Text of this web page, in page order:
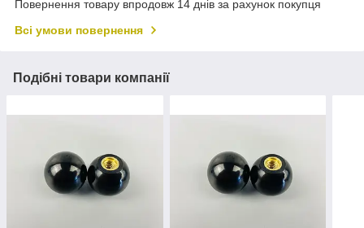
Повернення товару впродовж 14 днів за рахунок покупця
Всі умови повернення
Подібні товари компанії